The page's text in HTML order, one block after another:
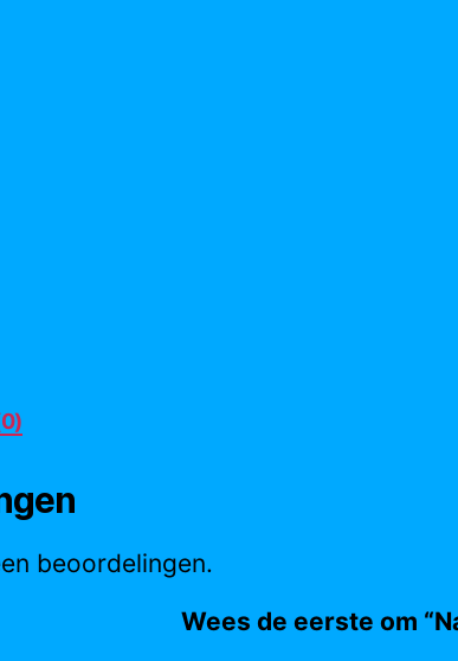
beoordelingen.
Wees de eerste om